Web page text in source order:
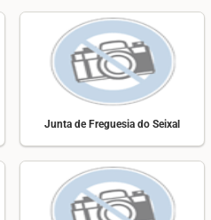
Junta de Freguesia do Seixal